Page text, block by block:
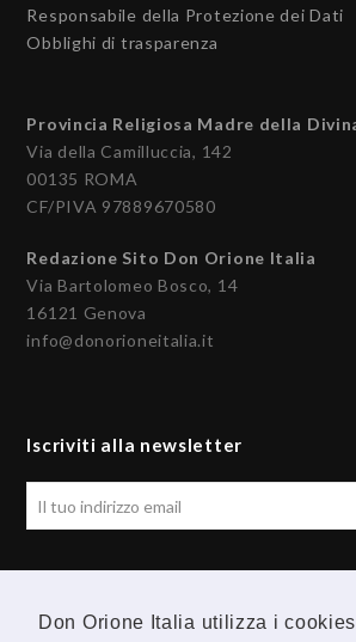
Don Orione Italia utilizza i cookies
Responsabile della Protezione dei Dati
Obblighi di trasparenza
Provincia Religiosa Madre della
Via della Camilluccia, 142
00135 ROMA
CF/PIVA 97889670580
Redazione Sito Don Orione Italia
Via Bartolomeo Bosco, 14
16121 Genova
info@donorioneitalia.it
Iscriviti alla newsletter